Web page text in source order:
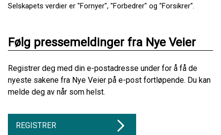
Selskapets verdier er "Fornyer", "Forbedrer" og "Forsikrer".
Følg pressemeldinger fra Nye Veier
Registrer deg med din e-postadresse under for å få de
nyeste sakene fra Nye Veier på e-post fortløpende. Du kan
melde deg av når som helst.
REGISTRER